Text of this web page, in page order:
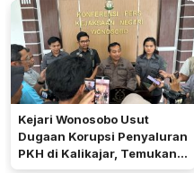
Kejari Wonosobo Usut
Dugaan Korupsi Penyaluran
PKH di Kalikajar, Temukan
Hampir 600 Kartu ATM